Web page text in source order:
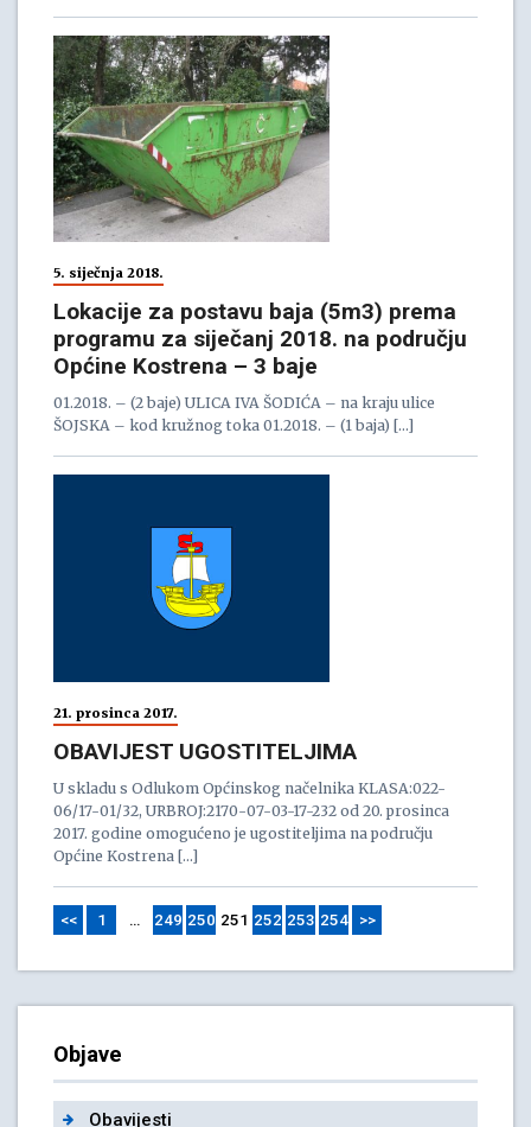
5. siječnja 2018.
Lokacije za postavu baja (5m3) prema
programu za siječanj 2018. na području
Općine Kostrena – 3 baje
01.2018. – (2 baje) ULICA IVA ŠODIĆA – na kraju ulice
ŠOJSKA – kod kružnog toka 01.2018. – (1 baja) […]
21. prosinca 2017.
OBAVIJEST UGOSTITELJIMA
U skladu s Odlukom Općinskog načelnika KLASA:022-
06/17-01/32, URBROJ:2170-07-03-17-232 od 20. prosinca
2017. godine omogućeno je ugostiteljima na području
Općine Kostrena […]
<< 1 … 249 250 251 252 253 254 >>
Objave
Obavijesti